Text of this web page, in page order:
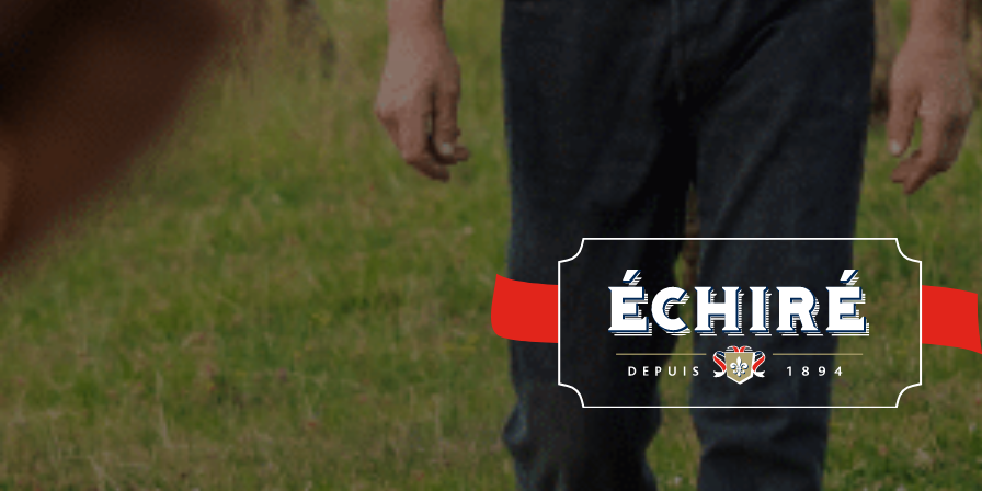
ACCUEIL
130 ANS
ÉCHIRÉ
Notre histoire Notre savoir-faire Nos éleveurs
NOS PRODUITS
D’EXCELLENCE
Beurrerie Échiré Laits
LE BEURRE